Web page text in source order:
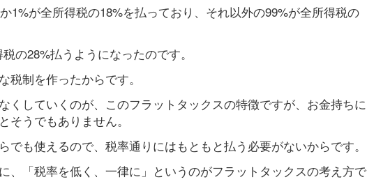
1%が全所得税の18%を払っており、それ以外の99%が全所得税の
の28%払うようになったのです。
制を作ったからです。
くしていくのが、このフラットタックスの特徴ですが、お金持ちに
そうでもありません。
も使えるので、税率通りにはもともと払う必要がないからです。
、「税率を低く、一律に」というのがフラットタックスの考え方で